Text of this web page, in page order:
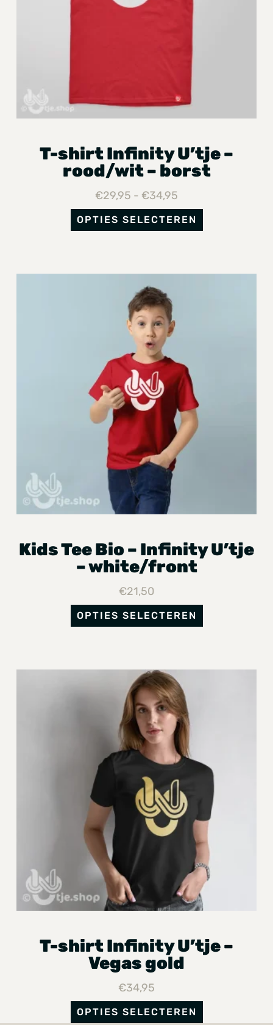
T-shirt Infinity U’tje –
rood/wit – borst
€29,95 - €34,95
OPTIES SELECTEREN
Kids Tee Bio – Infinity U’tje
– white/front
€21,50
OPTIES SELECTEREN
T-shirt Infinity U’tje –
Vegas gold
€34,95
OPTIES SELECTEREN